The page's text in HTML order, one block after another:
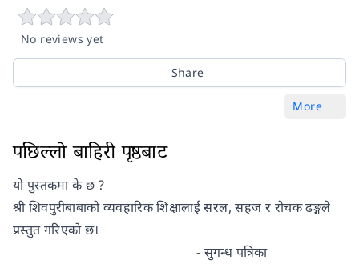
No reviews yet
Share
More
पछिल्लो बाहिरी पृष्ठबाट
यो पुस्तकमा के छ ?
श्री शिवपुरीबाबाको व्यवहारिक शिक्षालाई सरल, सहज र रोचक ढङ्गले
प्रस्तुत गरिएको छ।
- सुगन्ध पत्रिका